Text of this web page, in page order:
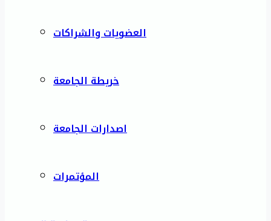
العضويات والشراكات
خريطة الجامعة
اصدارات الجامعة
المؤتمرات